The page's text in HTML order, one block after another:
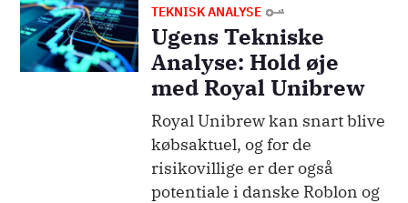
Billede TEKNISK ANALYSE
Ugens Tekniske
Analyse: Hold øje
med Royal Unibrew
Royal Unibrew kan snart blive
købsaktuel, og for de
risikovillige er der også
potentiale i danske Roblon og